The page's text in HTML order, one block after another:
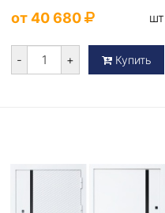
от 40 680 шт
- + Купить